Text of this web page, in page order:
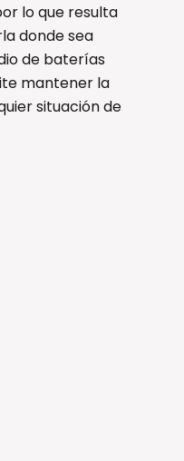
lo que resulta
donde sea
de baterías
mantener la
situación de